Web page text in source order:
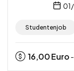
Studentenjob
16,00Euro -